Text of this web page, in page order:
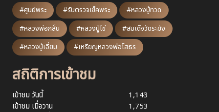
#ศูนย์พระ #รับตรวจเช็คพระ
#หลวงปู่ทวด
#หลวงพ่อกลั่น
#หลวงปู่ไข่
#สมเด็จวัดระฆัง
#หลวงปู่เอี่ยม
#เหรียญหลวงพ่อโสธร
สถิติการเข้าชม
เข้าชม วันนี้
1,143
เข้าชม เมื่อวาน
1,753